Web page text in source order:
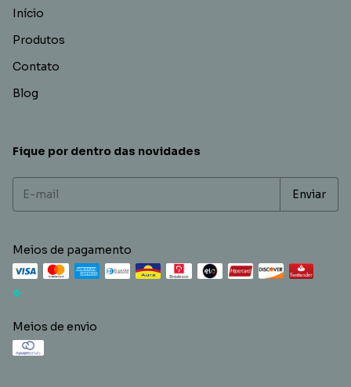
Início
Produtos
Contato
Blog
Fique por dentro das novidades
Meios de pagamento
Meios de envio